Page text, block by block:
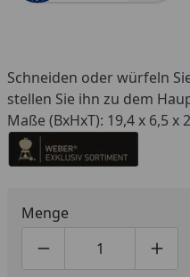
Schneiden oder würfeln
stellen Sie ihn zu dem
Maße (BxHxT): 19,4 x 6,5
Menge
Produktmenge um